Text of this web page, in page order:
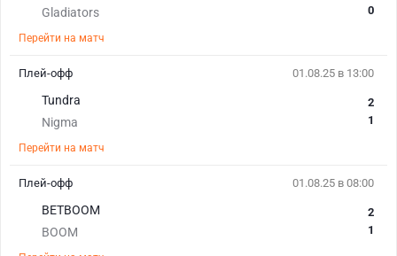
Gladiators
0
Перейти на матч
01.08.25 в 13:00
Tundra
Nigma
2
1
Перейти на матч
Плей-офф
01.08.25 в 08:00
BETBOOM
BOOM
2
1
Плей-офф